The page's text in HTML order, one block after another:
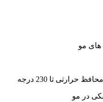
مو
تا 230 درجه
در مو